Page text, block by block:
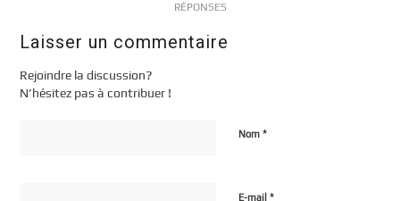
RÉPONSES
Laisser un commentaire
Rejoindre la discussion?
N’hésitez pas à contribuer !
Nom*
E-mail*